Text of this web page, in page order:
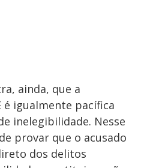
ainda, que a
é igualmente pacífica
inelegibilidade. Nesse
provar que o acusado
dos delitos